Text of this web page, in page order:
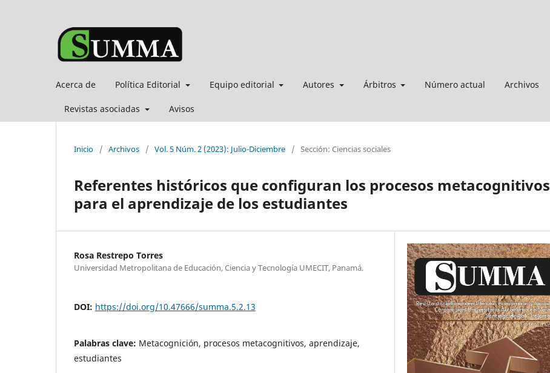
Acerca de Política Editorial Equipo editorial Autores Árbitros Número actual Archivos
Revistas asociadas Avisos
Inicio / Archivos / Vol. 5 Núm. 2 (2023): Julio-Diciembre / Sección: Ciencias sociales
Referentes históricos que configuran los procesos metacognitivos
para el aprendizaje de los estudiantes
Rosa Restrepo Torres
Universidad Metropolitana de Educación, Ciencia y Tecnología UMECIT, Panamá.
DOI: https://doi.org/10.47666/summa.5.2.13
Palabras clave: Metacognición, procesos metacognitivos, aprendizaje,
estudiantes